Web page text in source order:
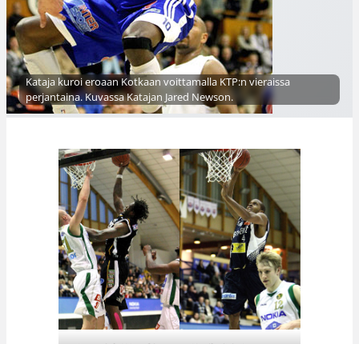
Kataja kuroi eroaan Kotkaan voittamalla KTP:n vieraissa
perjantaina. Kuvassa Katajan Jared Newson.